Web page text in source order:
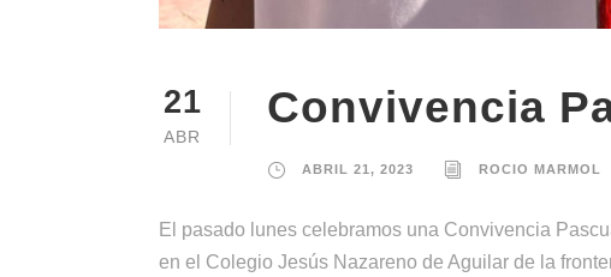
21
ABR
Convivencia
ABRIL 21, 2023 ROCIO MARMOL
El pasado lunes celebramos una Convivencia
en el Colegio Jesús Nazareno de Aguilar de la